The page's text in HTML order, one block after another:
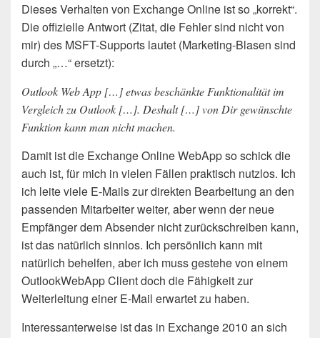
Dieses Verhalten von Exchange Online ist so „korrekt“.
Die offizielle Antwort (Zitat, die Fehler sind nicht von
mir) des MSFT-Supports lautet (Marketing-Blasen sind
durch „…“ ersetzt):
Outlook Web App […] etwas beschänkte Funktionalität im
Vergleich zu Outlook […]. Deshalt […] von Dir gewünschte
Funktion kann man nicht machen.
Damit ist die Exchange Online WebApp so schick die
auch ist, für mich in vielen Fällen praktisch nutzlos. Ich
ich leite viele E-Mails zur direkten Bearbeitung an den
passenden Mitarbeiter weiter, aber wenn der neue
Empfänger dem Absender nicht zurückschreiben kann,
ist das natürlich sinnlos. Ich persönlich kann mit
natürlich behelfen, aber ich muss gestehe von einem
OutlookWebApp Client doch die Fähigkeit zur
Weiterleitung einer E-Mail erwartet zu haben.
Interessanterweise ist das in Exchange 2010 an sich